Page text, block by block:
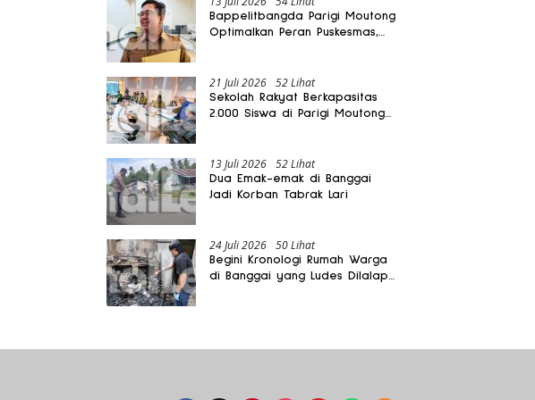
Bappelitbangda Parigi Moutong
Optimalkan Peran Puskesmas,
21 Juli 2026 52 Lihat
Sekolah Rakyat Berkapasitas
2.000 Siswa di Parigi Moutong
13 Juli 2026 52 Lihat
Dua Emak-emak di Banggai
Jadi Korban Tabrak Lari
24 Juli 2026 50 Lihat
Begini Kronologi Rumah Warga
di Banggai yang Ludes Dilalap